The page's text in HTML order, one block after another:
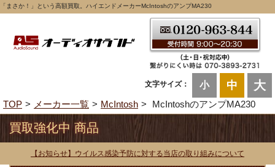
「まさか！」という高額買取。ハイエンドメーカーMcIntoshのアンプMA230
文字サイズ： 小 中 大
TOP メーカー一覧 McIntosh McIntoshのアンプMA230
買取強化中 商品
【お知らせ】ウイルス感染予防に対する当店の取り組みについて